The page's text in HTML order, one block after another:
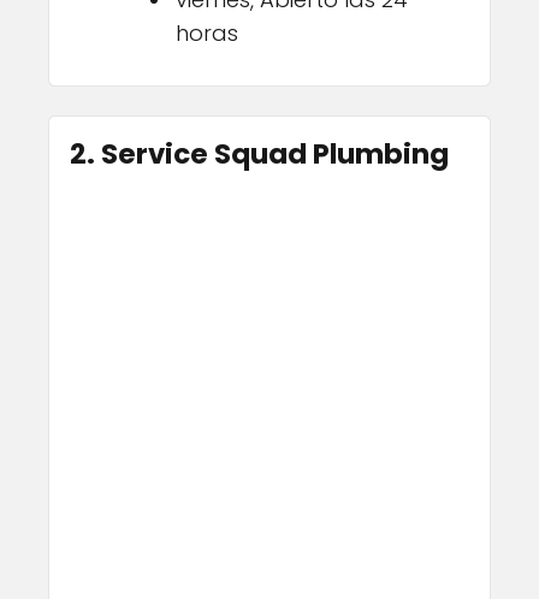
horas
2. Service Squad Plumbing